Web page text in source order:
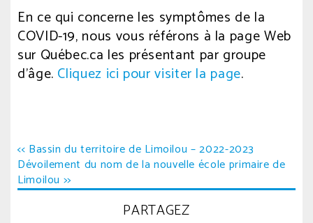
PARTAGEZ
En ce qui concerne les symptômes de la
COVID-19, nous vous référons à la page Web
sur Québec.ca les présentant par groupe
d’âge. Cliquez ici pour visiter la page.
Navigation
de
l’article
<< Bassin du territoire de Limoilou – 2022-2023
Dévoilement du nom de la nouvelle école primaire de
Limoilou >>